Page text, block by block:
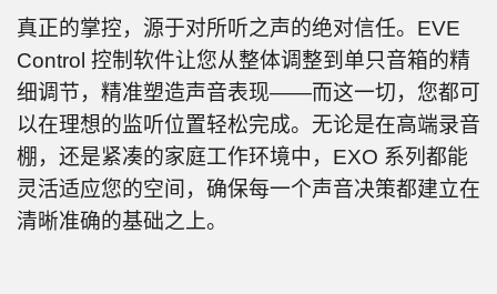
真正的掌控，源于对所听之声的绝对信任。EVE
Control 控制软件让您从整体调整到单只音箱的精
细调节，精准塑造声音表现——而这一切，您都可
以在理想的监听位置轻松完成。无论是在高端录音
棚，还是紧凑的家庭工作环境中，EXO 系列都能
灵活适应您的空间，确保每一个声音决策都建立在
清晰准确的基础之上。